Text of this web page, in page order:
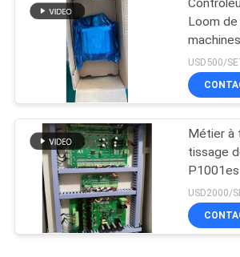
électronique
jacquard
Modification
des machines
textile
Loom
de
Métier à
tissage
Monitor
Feim